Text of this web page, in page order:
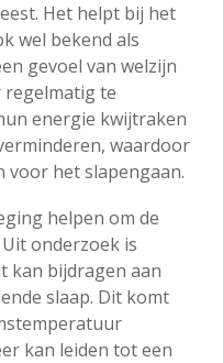
Het helpt bij het
wel bekend als
gevoel van welzijn
te
energie kwijtraken
waardoor
het slapengaan.
helpen om de
onderzoek is
kan bijdragen aan
slaap. Dit komt
kan leiden tot een